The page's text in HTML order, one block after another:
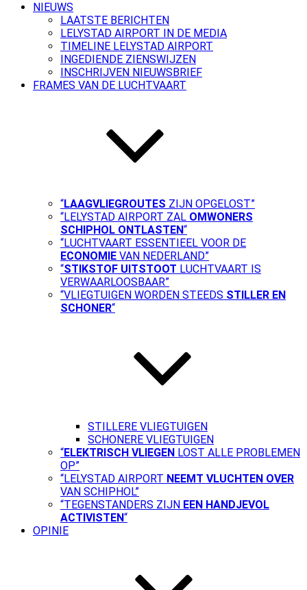
NIEUWS
LAATSTE BERICHTEN
LELYSTAD AIRPORT IN DE MEDIA
TIMELINE LELYSTAD AIRPORT
INGEDIENDE ZIENSWIJZEN
INSCHRIJVEN NIEUWSBRIEF
FRAMES VAN DE LUCHTVAART
“LAAGVLIEGROUTES ZIJN OPGELOST”
“LELYSTAD AIRPORT ZAL OMWONERS
SCHIPHOL ONTLASTEN“
“LUCHTVAART ESSENTIEEL VOOR DE
ECONOMIE VAN NEDERLAND”
“STIKSTOF UITSTOOT LUCHTVAART IS
VERWAARLOOSBAAR”
“VLIEGTUIGEN WORDEN STEEDS STILLER EN
SCHONER“
STILLERE VLIEGTUIGEN
SCHONERE VLIEGTUIGEN
“ELEKTRISCH VLIEGEN LOST ALLE PROBLEMEN
OP”
“LELYSTAD AIRPORT NEEMT VLUCHTEN OVER
VAN SCHIPHOL”
“TEGENSTANDERS ZIJN EEN HANDJEVOL
ACTIVISTEN“
OPINIE